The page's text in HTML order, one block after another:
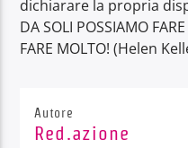
dichiarare la propria
DA SOLI POSSIAMO
FARE MOLTO! (Helen
Autore
Red.azione